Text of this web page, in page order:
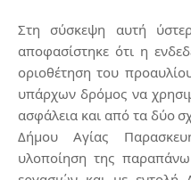
Στη σύσκεψη αυτή
αποφασίστηκε ότι η
οριοθέτηση του
υπάρχων δρόμος να
ασφάλεια και από τα δύο
Δήμου Αγίας
υλοποίηση της